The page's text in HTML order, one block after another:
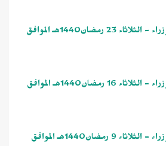
جلسة مجلس الوزراء - الثلاثاء 23 رمضان1440هـ الموافق
جلسة مجلس الوزراء - الثلاثاء 16 رمضان1440هـ الموافق
جلسة مجلس الوزراء - الثلاثاء 9 رمضان1440هـ الموافق